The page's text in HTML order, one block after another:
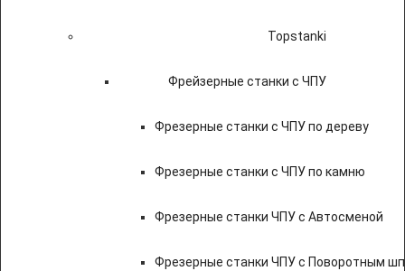
Topstanki
Фрейзерные станки с ЧПУ
Фрезерные станки с ЧПУ по дереву
Фрезерные станки с ЧПУ по камню
Фрезерные станки ЧПУ с Автосменой
Фрезерные станки ЧПУ с Поворотным